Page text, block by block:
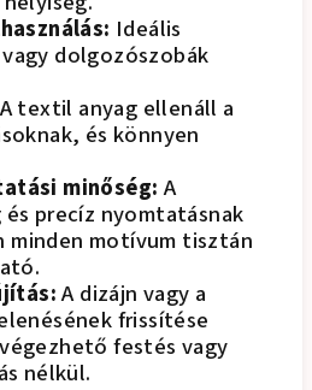
Ideális
dolgozószobák
A textil anyag ellenáll a
és könnyen
minőség:A
precíz nyomtatásnak
minden motívum tisztán
A dizájn vagy a
frissítése
festés vagy
nélkül.